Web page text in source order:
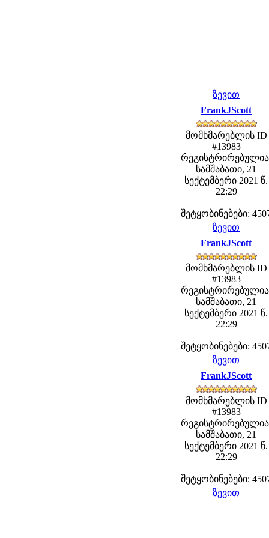
ზევით
FrankJScott
მომხმარებლის ID
#13983
სამშაბათი, 21
სექტემბერი 2021 წ.
22:29
შეტყობინებები:
ზევით
FrankJScott
მომხმარებლის ID
#13983
სამშაბათი, 21
სექტემბერი 2021 წ.
22:29
შეტყობინებები:
ზევით
FrankJScott
მომხმარებლის ID
#13983
სამშაბათი, 21
სექტემბერი 2021 წ.
22:29
შეტყობინებები:
ზევით